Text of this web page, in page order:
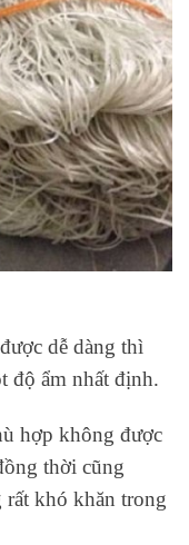
dễ dàng thì
độ ẩm nhất định.
hợp không được
thời cũng
rất khó khăn trong